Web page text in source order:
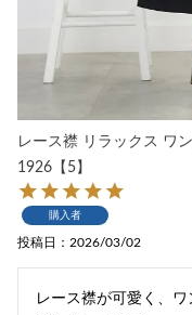
レース襟 リラックス ワ
1926【5】
購入者
投稿日 2026/03/02
レース襟が可愛く、